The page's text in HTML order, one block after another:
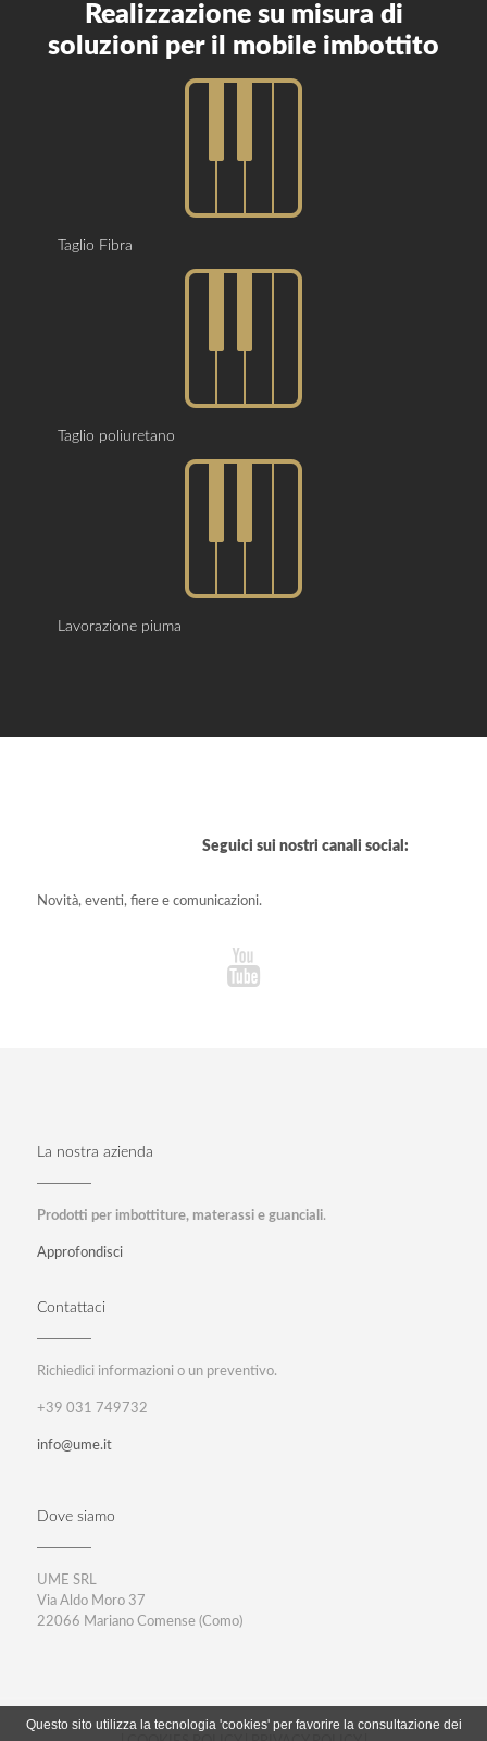
Realizzazione su misura di
soluzioni per il mobile imbottito
Taglio Fibra
Taglio poliuretano
Lavorazione piuma
Seguici sui nostri canali social:
Novità, eventi, fiere e comunicazioni.
La nostra azienda
Prodotti per imbottiture, materassi e guanciali.
Approfondisci
Contattaci
Richiedici informazioni o un preventivo.
+39 031 749732
info@ume.it
Dove siamo
UME SRL
Via Aldo Moro 37
22066 Mariano Comense (Como)
Questo sito utilizza la tecnologia 'cookies' per favorire la consultazione dei